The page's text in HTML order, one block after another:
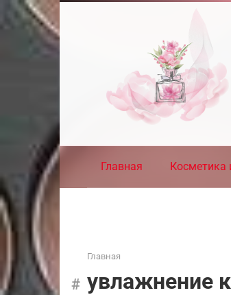
Перейти
к
контенту
Главная
Главная
увлажнение